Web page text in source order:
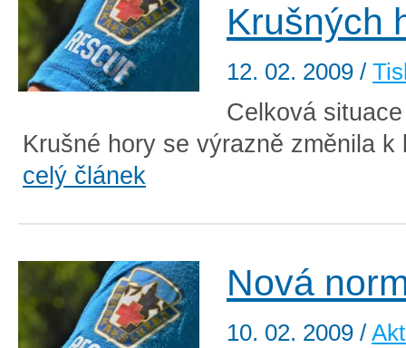
Krušných
12. 02. 2009 /
Celková
Krušné hory se výrazně změnila k
celý článek
Nová
10. 02. 2009 /